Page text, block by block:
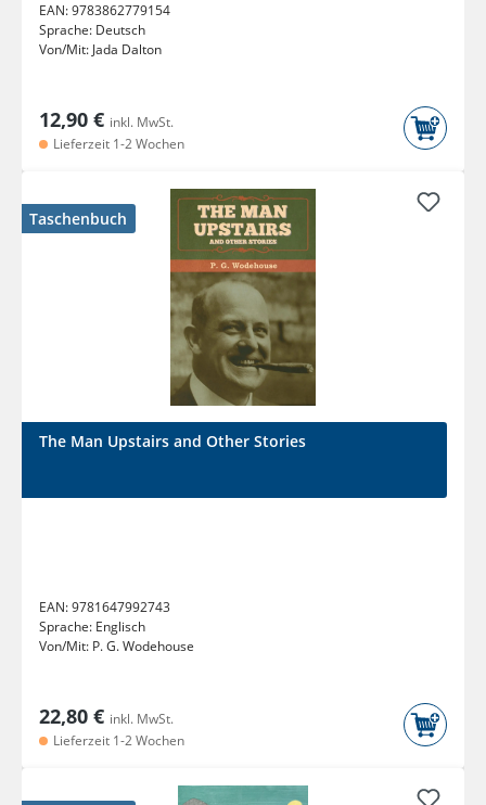
EAN:9783862779154
Sprache: Deutsch
Von/Mit: Jada Dalton
12,90 € inkl. MwSt.
Lieferzeit 1-2 Wochen
Taschenbuch
The Man Upstairs and Other Stories
EAN:9781647992743
Sprache: Englisch
Von/Mit: P. G. Wodehouse
22,80 € inkl. MwSt.
Lieferzeit 1-2 Wochen